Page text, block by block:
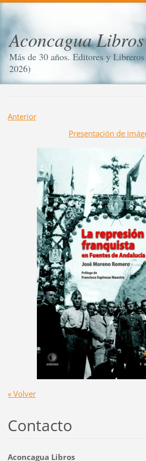
Aconcagua Libros
Más de 30 años. Editores y
2026)
Anterior
Presentación de
« Volver
Contacto
Aconcagua Libros